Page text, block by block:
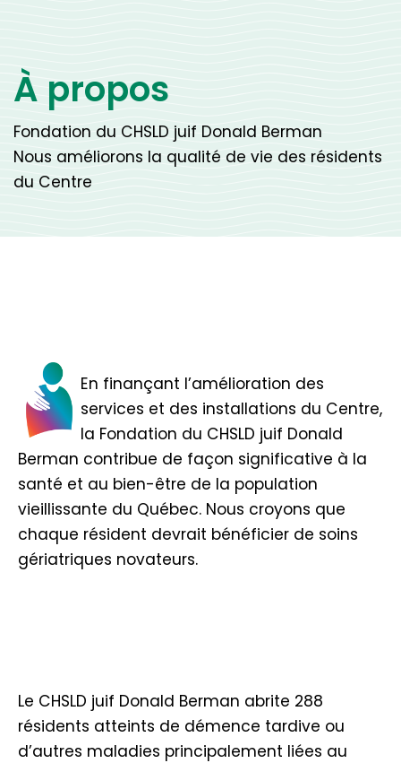
À propos
Fondation du CHSLD juif Donald Berman
Nous améliorons la qualité de vie des résidents
du Centre
En finançant l’amélioration des
services et des installations du Centre,
la Fondation du CHSLD juif Donald
Berman contribue de façon significative à la
santé et au bien-être de la population
vieillissante du Québec. Nous croyons que
chaque résident devrait bénéficier de soins
gériatriques novateurs.
Le CHSLD juif Donald Berman abrite 288
résidents atteints de démence tardive ou
d’autres maladies principalement liées au